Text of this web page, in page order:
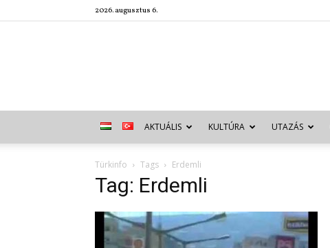
2026. augusztus 6.
AKTUÁLIS KULTÚRA UTAZÁS
Türkinfo Tags Erdemli
Tag: Erdemli